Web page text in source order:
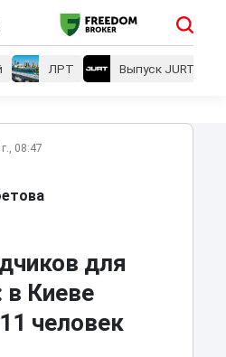
ЛРТ Выпуск JURT
08:47
для
в Киеве
человек